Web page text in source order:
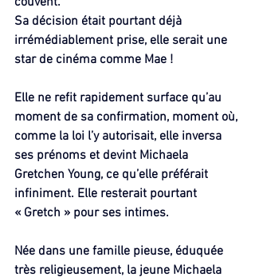
Sa décision était pourtant déjà
irrémédiablement prise, elle serait une
star de cinéma comme Mae !
Elle ne refit rapidement surface qu’au
moment de sa confirmation, moment où,
comme la loi l’y autorisait, elle inversa
ses prénoms et devint Michaela
Gretchen Young, ce qu’elle préférait
infiniment. Elle resterait pourtant
« Gretch » pour ses intimes.
Née dans une famille pieuse, éduquée
très religieusement, la jeune Michaela